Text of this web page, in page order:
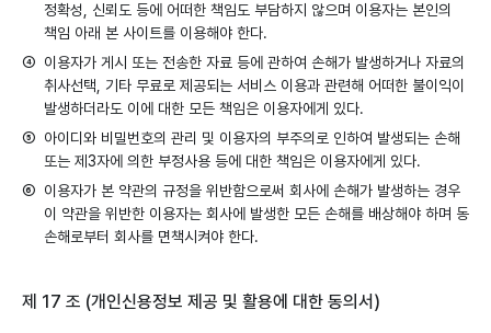
정확성, 신뢰도 등에 어떠한 책임도 부담하지 않으며 이용자는 본인의
책임 아래 본 사이트를 이용해야 한다.
④ 이용자가 게시 또는 전송한 자료 등에 관하여 손해가 발생하거나 자료의
취사선택, 기타 무료로 제공되는 서비스 이용과 관련해 어떠한 불이익이
발생하더라도 이에 대한 모든 책임은 이용자에게 있다.
⑤ 아이디와 비밀번호의 관리 및 이용자의 부주의로 인하여 발생되는 손해
또는 제3자에 의한 부정사용 등에 대한 책임은 이용자에게 있다.
⑥ 이용자가 본 약관의 규정을 위반함으로써 회사에 손해가 발생하는 경우
이 약관을 위반한 이용자는 회사에 발생한 모든 손해를 배상해야 하며 동
손해로부터 회사를 면책시켜야 한다.
제 17 조 (개인신용정보 제공 및 활용에 대한 동의서)